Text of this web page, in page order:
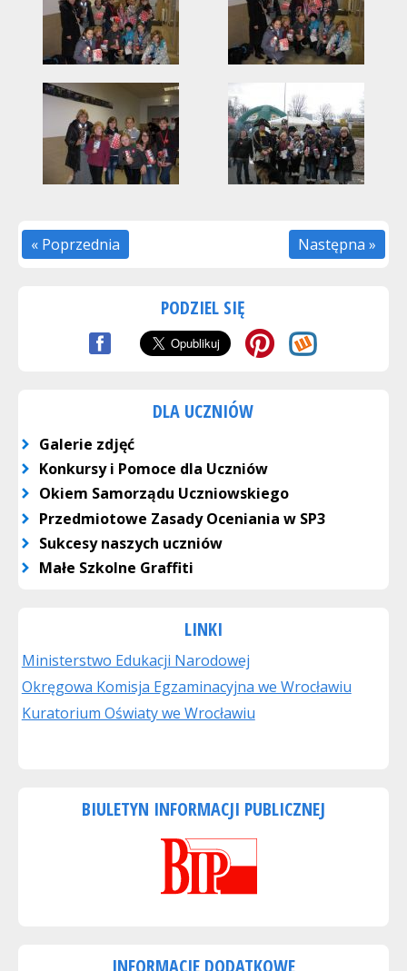
« Poprzednia Następna »
PODZIEL SIĘ
DLA UCZNIÓW
Galerie zdjęć
Konkursy i Pomoce dla Uczniów
Okiem Samorządu Uczniowskiego
Przedmiotowe Zasady Oceniania w SP3
Sukcesy naszych uczniów
Małe Szkolne Graffiti
LINKI
Ministerstwo Edukacji Narodowej
Okręgowa Komisja Egzaminacyjna we Wrocławiu
Kuratorium Oświaty we Wrocławiu
BIULETYN INFORMACJI PUBLICZNEJ